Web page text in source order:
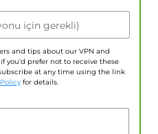
için gerekli)
and tips about our VPN and
you'd prefer not to receive these
at any time using the link
for details.